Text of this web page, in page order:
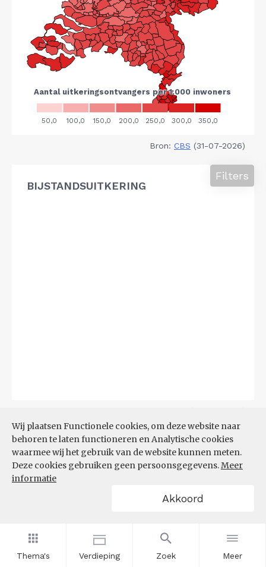
Thema's Verdieping Zoek Meer
Wij plaatsen Functionele cookies, om deze website naar
behoren te laten functioneren en Analytische cookies
waarmee wij het gebruik van de website kunnen meten.
Deze cookies gebruiken geen persoonsgegevens.Meer
informatie
Akkoord
Bron: CBS (31-07-2026)
BIJSTANDSUITKERING
Filters
BIJSTANDSUITKERING PER
1.000 INWONERS
Filters